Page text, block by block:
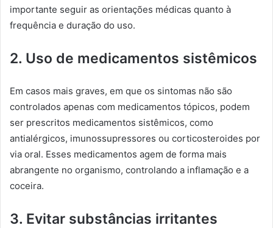
importante seguir as orientações médicas quanto à
frequência e duração do uso.
2. Uso de medicamentos sistêmicos
Em casos mais graves, em que os sintomas não são
controlados apenas com medicamentos tópicos, podem
ser prescritos medicamentos sistêmicos, como
antialérgicos, imunossupressores ou corticosteroides por
via oral. Esses medicamentos agem de forma mais
abrangente no organismo, controlando a inflamação e a
coceira.
3. Evitar substâncias irritantes